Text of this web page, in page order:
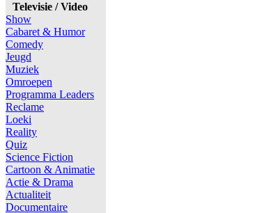
Televisie / Video
Show
Cabaret & Humor
Comedy
Jeugd
Muziek
Omroepen
Programma Leaders
Reclame
Loeki
Reality
Quiz
Science Fiction
Cartoon & Animatie
Actie & Drama
Actualiteit
Documentaire